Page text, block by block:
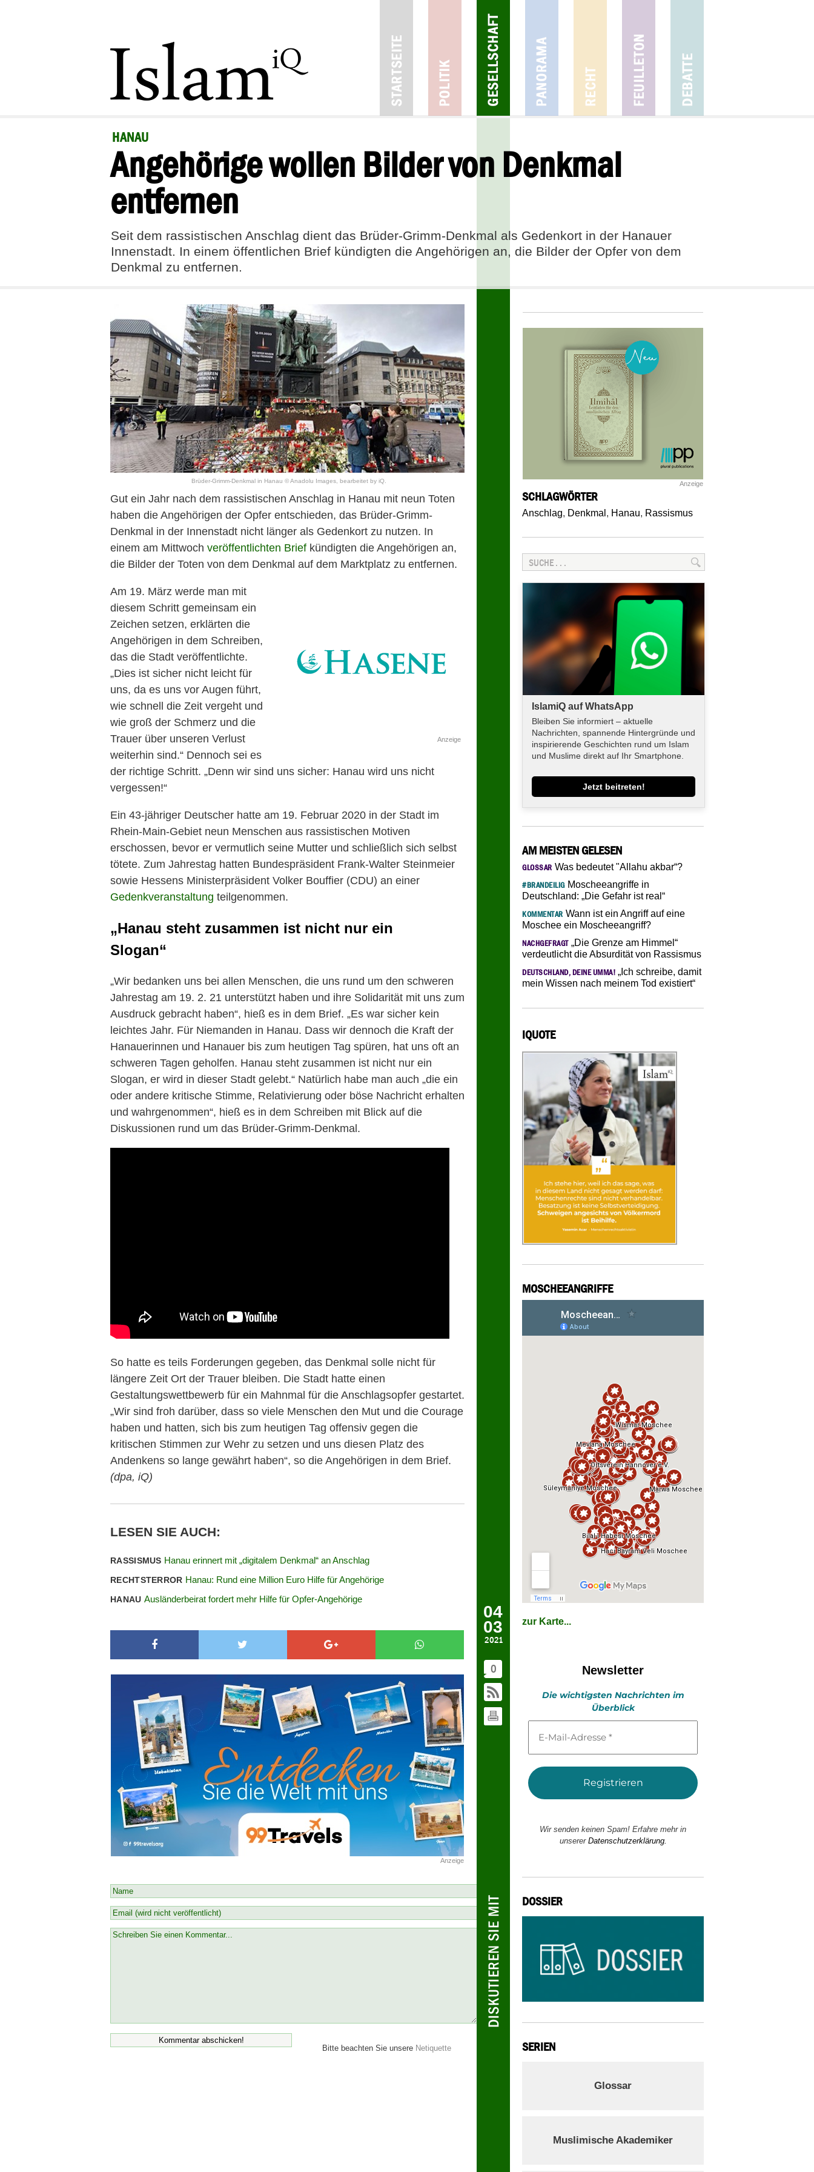
HANAU
Angehörige wollen Bilder von Denkmal
entfernen
Seit dem rassistischen Anschlag dient das Brüder-Grimm-Denkmal als Gedenkort in der Hanauer
Innenstadt. In einem öffentlichen Brief kündigten die Angehörigen an, die Bilder der Opfer von dem
Denkmal zu entfernen.
04
03
2021
0
Brüder-Grimm-Denkmal in Hanau © Anadolu Images, bearbeitet by iQ.
Gut ein Jahr nach dem rassistischen Anschlag in Hanau mit neun Toten
haben die Angehörigen der Opfer entschieden, das Brüder-Grimm-
Denkmal in der Innenstadt nicht länger als Gedenkort zu nutzen. In
einem am Mittwoch veröffentlichten Brief kündigten die Angehörigen an,
die Bilder der Toten von dem Denkmal auf dem Marktplatz zu entfernen.
Anzeige
Am 19. März werde man mit
diesem Schritt gemeinsam ein
Zeichen setzen, erklärten die
Angehörigen in dem Schreiben,
das die Stadt veröffentlichte.
„Dies ist sicher nicht leicht für
uns, da es uns vor Augen führt,
wie schnell die Zeit vergeht und
wie groß der Schmerz und die
Trauer über unseren Verlust
weiterhin sind.“ Dennoch sei es
der richtige Schritt. „Denn wir sind uns sicher: Hanau wird uns nicht
vergessen!“
Ein 43-jähriger Deutscher hatte am 19. Februar 2020 in der Stadt im
Rhein-Main-Gebiet neun Menschen aus rassistischen Motiven
erschossen, bevor er vermutlich seine Mutter und schließlich sich selbst
tötete. Zum Jahrestag hatten Bundespräsident Frank-Walter Steinmeier
sowie Hessens Ministerpräsident Volker Bouffier (CDU) an einer
Gedenkveranstaltung teilgenommen.
„Hanau steht zusammen ist nicht nur ein
Slogan“
„Wir bedanken uns bei allen Menschen, die uns rund um den schweren
Jahrestag am 19. 2. 21 unterstützt haben und ihre Solidarität mit uns zum
Ausdruck gebracht haben“, hieß es in dem Brief. „Es war sicher kein
leichtes Jahr. Für Niemanden in Hanau. Dass wir dennoch die Kraft der
Hanauerinnen und Hanauer bis zum heutigen Tag spüren, hat uns oft an
schweren Tagen geholfen. Hanau steht zusammen ist nicht nur ein
Slogan, er wird in dieser Stadt gelebt.“ Natürlich habe man auch „die ein
oder andere kritische Stimme, Relativierung oder böse Nachricht erhalten
und wahrgenommen“, hieß es in dem Schreiben mit Blick auf die
Diskussionen rund um das Brüder-Grimm-Denkmal.
So hatte es teils Forderungen gegeben, das Denkmal solle nicht für
längere Zeit Ort der Trauer bleiben. Die Stadt hatte einen
Gestaltungswettbewerb für ein Mahnmal für die Anschlagsopfer gestartet.
„Wir sind froh darüber, dass so viele Menschen den Mut und die Courage
haben und hatten, sich bis zum heutigen Tag offensiv gegen die
kritischen Stimmen zur Wehr zu setzen und uns diesen Platz des
Andenkens so lange gewährt haben“, so die Angehörigen in dem Brief.
(dpa, iQ)
LESEN SIE AUCH:
RASSISMUS Hanau erinnert mit „digitalem Denkmal“ an Anschlag
RECHTSTERROR Hanau: Rund eine Million Euro Hilfe für Angehörige
HANAU Ausländerbeirat fordert mehr Hilfe für Opfer-Angehörige
Anzeige
Bitte beachten Sie unsere Netiquette
Anzeige
SCHLAGWÖRTER
Anschlag, Denkmal , Hanau, Rassismus
IslamiQ auf WhatsApp
Bleiben Sie informiert – aktuelle
Nachrichten, spannende Hintergründe und
inspirierende Geschichten rund um Islam
und Muslime direkt auf Ihr Smartphone.
Jetzt beitreten!
AM MEISTEN GELESEN
GLOSSAR Was bedeutet "Allahu akbar“?
#BRANDEILIGMoscheeangriffe in
Deutschland: „Die Gefahr ist real“
KOMMENTAR Wann ist ein Angriff auf eine
Moschee ein Moscheeangriff?
NACHGEFRAGT„Die Grenze am Himmel“
verdeutlicht die Absurdität von Rassismus
DEUTSCHLAND, DEINE UMMA! „Ich schreibe, damit
mein Wissen nach meinem Tod existiert“
IQUOTE
MOSCHEEANGRIFFE
zur Karte...
Newsletter
Die wichtigsten Nachrichten im
Überblick
Mail-
*
Wir senden keinen Spam! Erfahre mehr in
unserer Datenschutzerklärung.
DOSSIER
SERIEN
Glossar
Muslimische Akademiker